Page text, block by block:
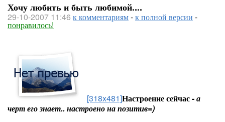
Хочу любить и быть любимой....
29-10-2007 11:46 к комментариям-к полной версии -
понравилось!
[318x481]Настроение сейчас -а
черт его знает.. настроено на позитив=)